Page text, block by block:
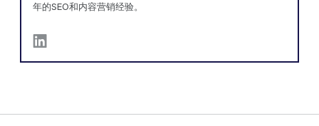
年的SEO和内容营销经验。